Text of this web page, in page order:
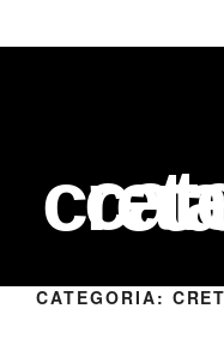
CATEGORIA: